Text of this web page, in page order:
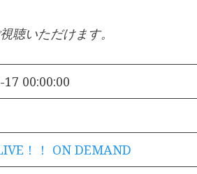
聴いただけます。
00:00:00
！！ ON DEMAND